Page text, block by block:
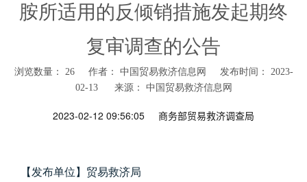
胺所适用的反倾销措施发起期终
复审调查的公告
浏览数量： 26作者： 中国贸易救济信息网 发布时间： 2023-
02-13 来源： 中国贸易救济信息网
2023-02-12 09:56:05 商务部贸易救济调查局
【发布单位】贸易救济局